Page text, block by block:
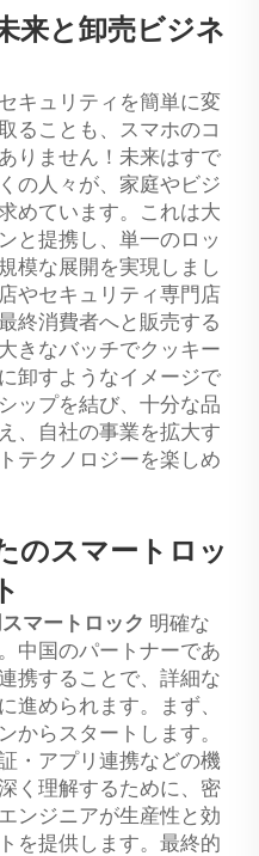
来と卸売ビジネ
キュリティを簡単に変
ることも、スマホのコ
りません！未来はすで
の人々が、家庭やビジ
めています。これは大
と提携し、単一のロッ
模な展開を実現しまし
やセキュリティ専門店
終消費者へと販売する
きなバッチでクッキー
卸すようなイメージで
ップを結び、十分な品
、自社の事業を拡大す
テクノロジーを楽しめ
のスマートロッ
マートロック 明確な
中国のパートナーであ
携することで、詳細な
進められます。まず、
からスタートします。
・アプリ連携などの機
く理解するために、密
ンジニアが生産性と効
を提供します。最終的